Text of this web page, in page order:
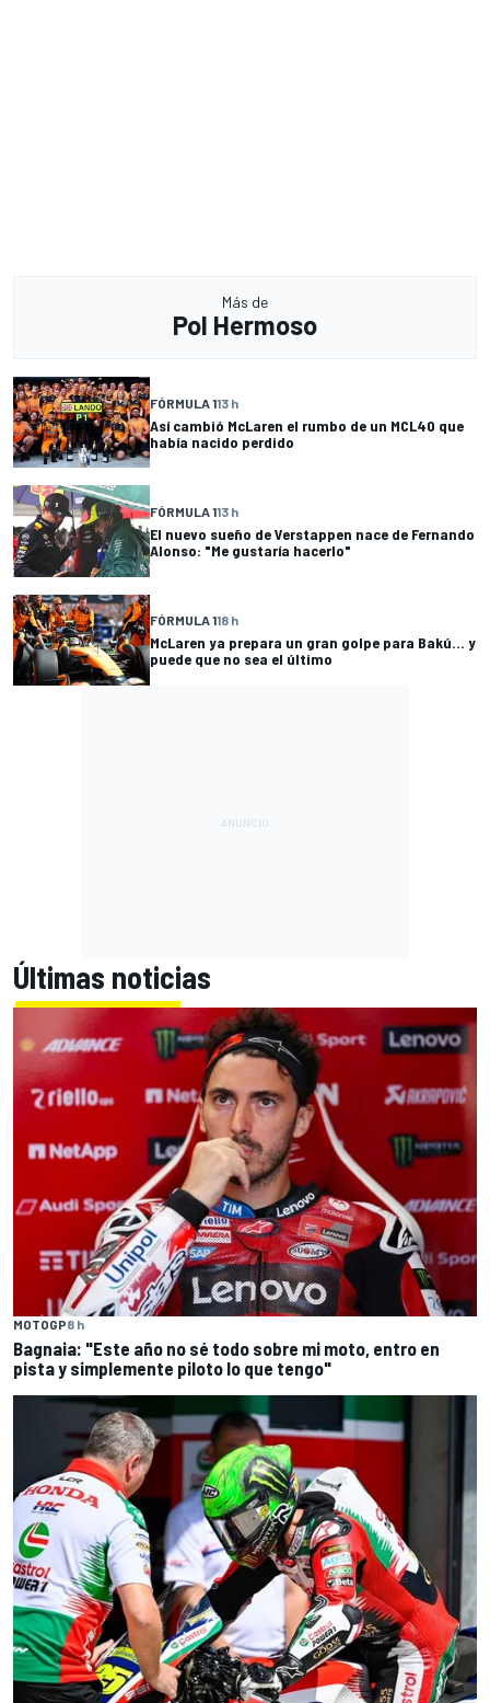
Más de
Pol Hermoso
FÓRMULA 113 h
Así cambió McLaren el rumbo de un MCL40 que
había nacido perdido
FÓRMULA 113 h
El nuevo sueño de Verstappen nace de Fernando
Alonso: "Me gustaría hacerlo"
FÓRMULA 118 h
McLaren ya prepara un gran golpe para Bakú... y
puede que no sea el último
Últimas noticias
MOTOGP8 h
Bagnaia: "Este año no sé todo sobre mi moto, entro en
pista y simplemente piloto lo que tengo"